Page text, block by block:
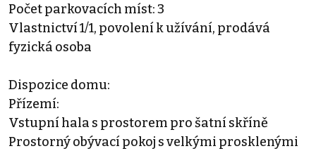
Počet parkovacích míst: 3
Vlastnictví 1/1, povolení k užívání, prodává
fyzická osoba
Dispozice domu:
Přízemí:
Vstupní hala s prostorem pro šatní skříně
Prostorný obývací pokoj s velkými prosklenými